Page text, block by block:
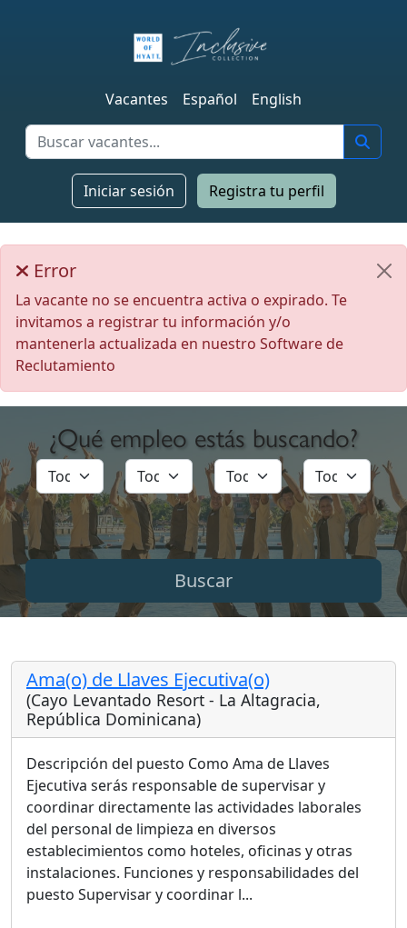
Vacantes Español English
Iniciar sesión Registra tu perfil
Error
La vacante no se encuentra activa o expirado. Te
invitamos a registrar tu información y/o
mantenerla actualizada en nuestro Software de
Reclutamiento
¿Qué empleo estás buscando?
Ama(o) de Llaves Ejecutiva(o)
(Cayo Levantado Resort - La Altagracia,
República Dominicana)
Descripción del puesto Como Ama de Llaves
Ejecutiva serás responsable de supervisar y
coordinar directamente las actividades laborales
del personal de limpieza en diversos
establecimientos como hoteles, oficinas y otras
instalaciones. Funciones y responsabilidades del
puesto Supervisar y coordinar l...